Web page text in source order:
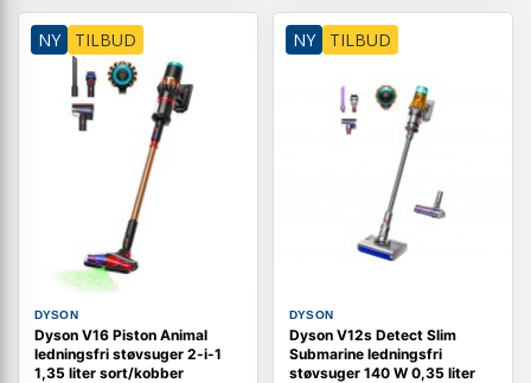
NY TILBUD
DYSON
Dyson V16 Piston Animal
ledningsfri støvsuger 2-i-1
1,35 liter sort/kobber
NY TILBUD
DYSON
Dyson V12s Detect Slim
Submarine ledningsfri
støvsuger 140 W 0,35 liter